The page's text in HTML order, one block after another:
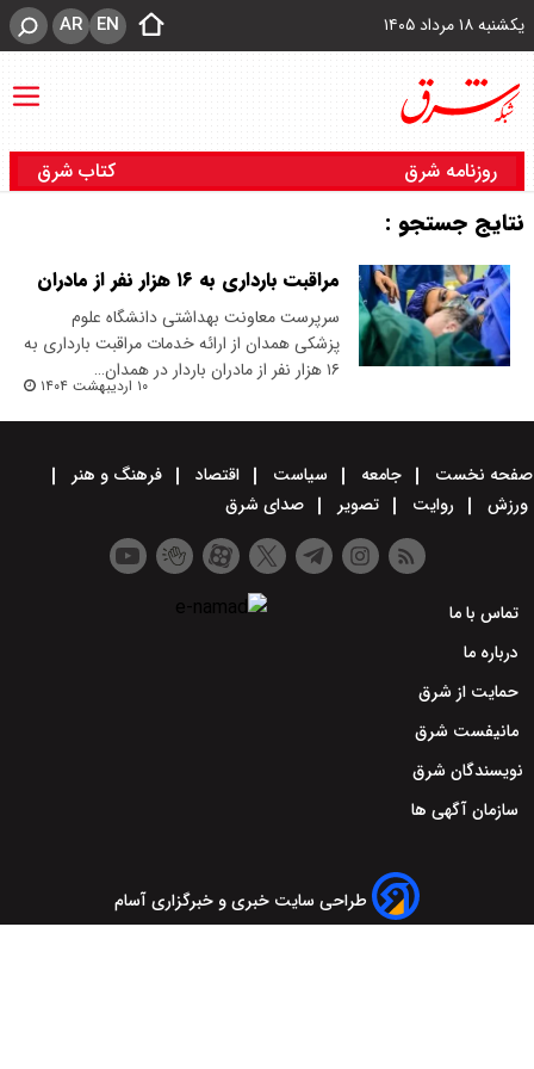
یکشنبه ۱۸ مرداد ۱۴۰۵ EN
AR
روزنامه شرق کتاب شرق
نتایج جستجو :
مراقبت بارداری به ۱۶ هزار نفر از مادران
سرپرست معاونت بهداشتی دانشگاه علوم
پزشکی همدان از ارائه خدمات مراقبت بارداری به
۱۶ هزار نفر از مادران باردار در همدان…
۱۰ اردیبهشت ۱۴۰۴
صفحه نخست جامعه سیاست اقتصاد
فرهنگ و هنر
ورزش
روایت تصویر صدای شرق
تماس با ما
درباره ما
حمایت از شرق
مانیفست شرق
نویسندگان شرق
سازمان آگهی ها
طراحی سایت خبری و خبرگزاری آسام